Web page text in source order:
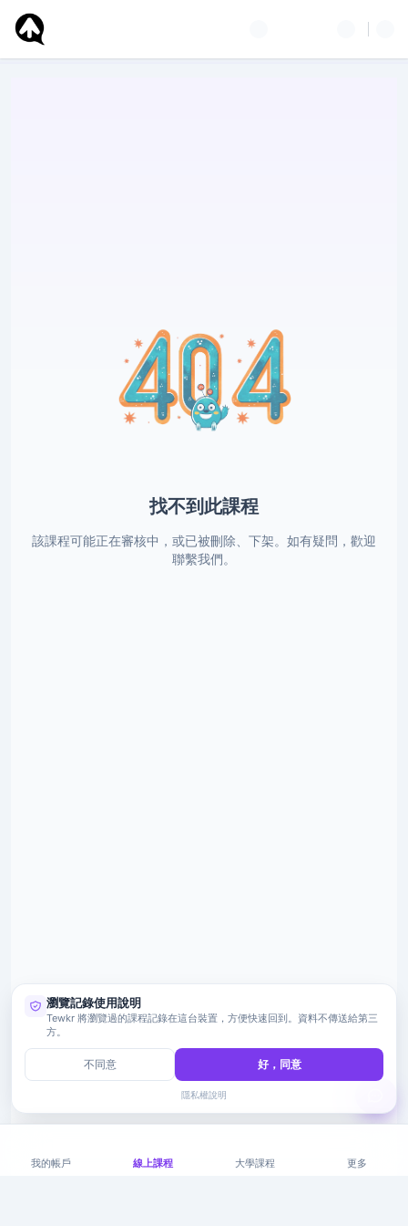
找不到此課程
該課程可能正在審核中，或已被刪除、下架。如有疑問，歡迎
聯繫我們。
我的帳戶 線上課程 大學課程 更多
瀏覽記錄使用說明
Tewkr 將瀏覽過的課程記錄在這台裝置，方便快速回到。資料不傳送給第三
方。
不同意 好，同意
隱私權說明